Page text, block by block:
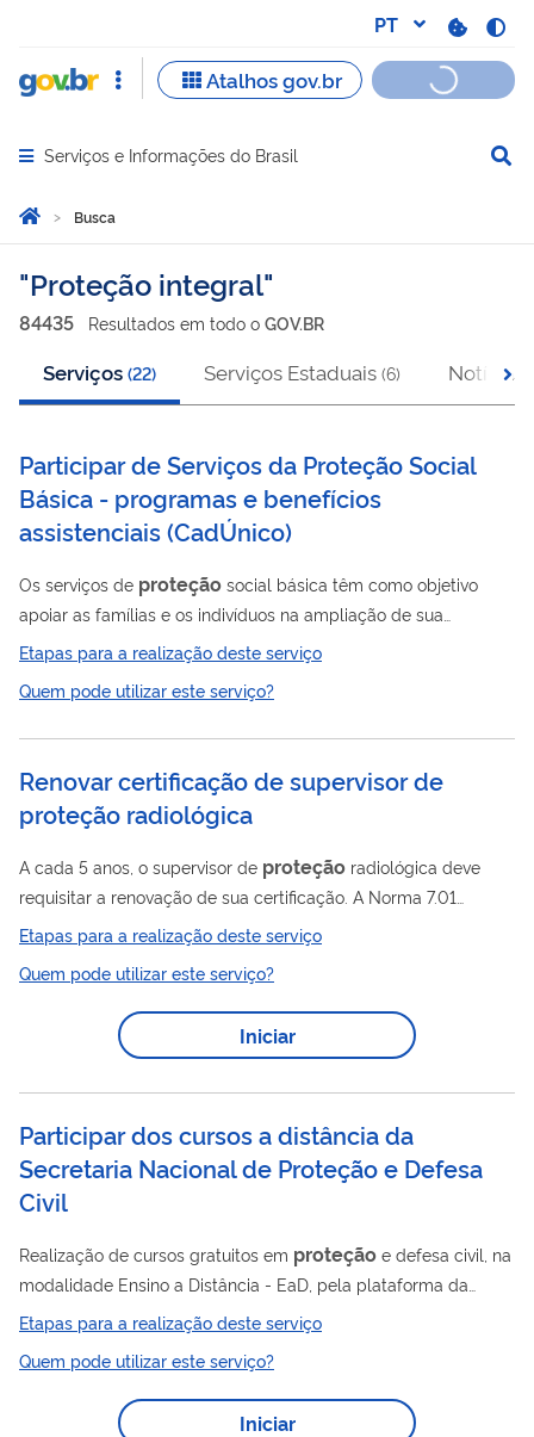
Abrir menu principal de navegação
Serviços e Informações do Brasil
Você está aqui:
Página Inicial
Busca
Busca
Proteção integral
84435 Resultados em todo o GOV.BR
Serviços (22) Serviços Estaduais (6) Notícias
Participar de Serviços da Proteção Social
Básica - programas e benefícios
assistenciais(CadÚnico)
Os serviços de proteção social básica têm como objetivo
apoiar as famílias e os indivíduos na ampliação de sua
proteçãosocial, promovendo o acesso a direitos e
serviços atendem o conjunto da população em situação de
vulnerabilidade, incluindo pessoas inseridas no Cadastro Único,
Prestação Continuada (BPC), entre outros. Os serviços da
proteçãosocial básica são estes: •...
Etapas para a realização deste serviço
Quem pode utilizar este serviço?
Renovar certificação de supervisor de
proteção radiológica
A cada 5 anos, o supervisor de proteção radiológica deve
requisitar a renovação de sua certificação. A Norma 7.01
estabelece os conceitos e requisitos da “Certificação da
inclusive a renovação. O supervisor deve submeter RCQ
preenchido e assinado, comprovante de pagamento da TLC
(conforme a área de atuação) e comprovar que atuou como
Etapas para a realização deste serviço
Quem pode utilizar este serviço?
Iniciar
Participar dos cursos a distância da
Secretaria Nacional de Proteção e Defesa
Civil
Realização de cursos gratuitos em proteção e defesa civil, na
modalidade Ensino a Distância - EaD, pela plataforma da
Escola Virtual Gov (EV G).
Etapas para a realização deste serviço
Quem pode utilizar este serviço?
Iniciar